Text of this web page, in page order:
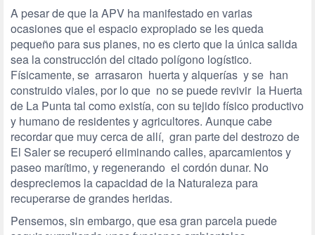
A pesar de que la APV ha manifestado en varias
ocasiones que el espacio expropiado se les queda
pequeño para sus planes, no es cierto que la única salida
sea la construcción del citado polígono logístico.
Físicamente, se arrasaron huerta y alquerías y se han
construido viales, por lo que no se puede revivir la Huerta
de La Punta tal como existía, con su tejido físico productivo
y humano de residentes y agricultores. Aunque cabe
recordar que muy cerca de allí, gran parte del destrozo de
El Saler se recuperó eliminando calles, aparcamientos y
paseo marítimo, y regenerando el cordón dunar. No
despreciemos la capacidad de la Naturaleza para
recuperarse de grandes heridas.
Pensemos, sin embargo, que esa gran parcela puede